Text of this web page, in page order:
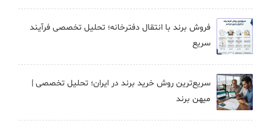
فروش برند با انتقال دفترخانه؛ تحلیل تخصصی فرآیند
سریع
سریع‌ترین روش خرید برند در ایران؛ تحلیل تخصصی |
میهن برند